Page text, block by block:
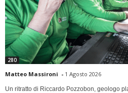
280
Matteo Massironi - 1 Agosto 2026
Un ritratto di Riccardo Pozzobon, geologo